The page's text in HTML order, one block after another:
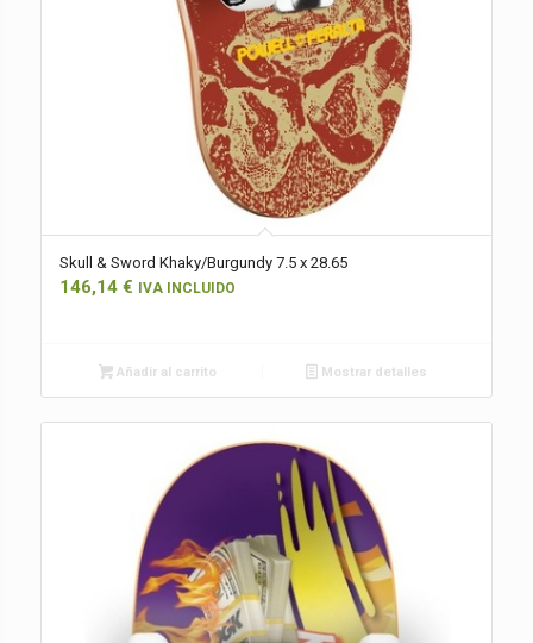
Skull & Sword Khaky/Burgundy 7.5 x 28.65
146,14 € IVA INCLUIDO
Añadir al carrito Mostrar detalles